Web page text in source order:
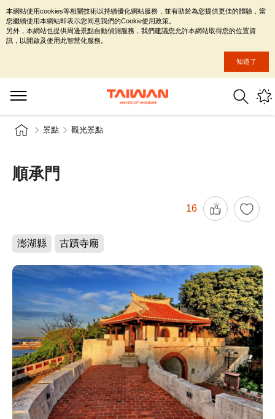
景點 觀光景點
順承門
16
澎湖縣 古蹟寺廟
本網站使用cookies等相關技術以持續優化網站服務，並有助於為您提供更佳的體驗，當
您繼續使用本網站即表示您同意我們的Cookie使用政策。
另外，本網站也提供周邊景點自動偵測服務，我們建議您允許本網站取得您的位置資
訊，以開啟及使用此智慧化服務。
知道了